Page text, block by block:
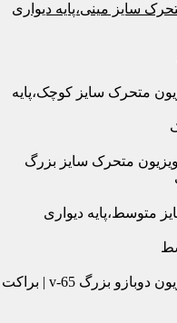
سایز مینی،پایه دیواری
متحرک سایز کوچک،پایه
متحرک سایز بزرگ
متوسط،پایه دیواری
قیمت و خرید براکت دیواری تلویزیون دوبازو بزرگ v-65 | براکت